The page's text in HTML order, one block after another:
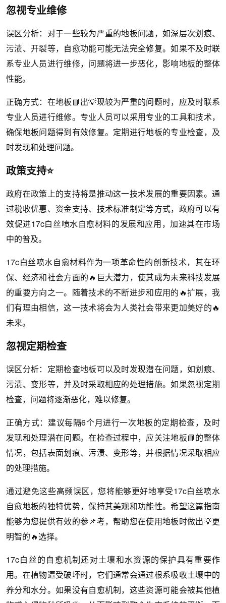
忽视专业维修
误区分析：对于一些较为严重的地板问题，如深层次划痕、
污渍、开裂等，自愈功能可能无法完全修复。如果不及时联
系专业人员进行维修，问题将进一步恶化，影响地板的整体
性能。
正确方式：在地板📘出💡现较为严重的问题时，应及时联系
专业人员进行维修。专业人员可以采用专业的工具和技术，
确保地板问题得到有效修复。定期进行地板的专业检查，及
时发现和处理问题。
政策支持⭐
政府在政策上的支持将是推动这一技术发展的重要因素。通
过税收优惠、资金支持、技术标准制定等方式，政府可以有
效促进17c白丝喷水自愈材料的发展和应用，加速其在市场
中的普及。
17c白丝喷水自愈材料作为一项革命性的创新技术，其在环
保、经济和社会方面的🔥巨大潜力，使其成为未来科技发展
的重要方向之一。随着技术的不断进步和应用的🔥扩展，我
们有理由相信，这一技术将会为人类社会带来更加美好的🔥
未来。
忽视定期检查
误区分析：定期检查地板可以及时发现潜在问题，如划痕、
污渍、变形等，并及时采取相应的处理措施。如果忽视定期
检查，问题将逐渐恶化，难以修复。
正确方式：建议每隔6个月进行一次地板的定期检查，及时
发现和处理潜在问题。在检查过程中，应关注地板📘的整体
情况，包括表面划痕、污渍、变形等，并根据情况采取相应
的处理措施。
通过避免这些高频误区，您将能够更好地享受17c白丝喷水
自愈地板的独特优势，保持其美观和功能性。希望这篇指南
能够为您提供有效的参📌考，帮助您在使用地板时做出💡更
明智的🔥选择。
17c白丝的自愈机制还对土壤和水资源的保护具有重要作
用。在植物遭受破坏时，它们通常会通过根系吸收土壤中的
养分和水分。如果没有自愈机制，这些资源可能会被其他植